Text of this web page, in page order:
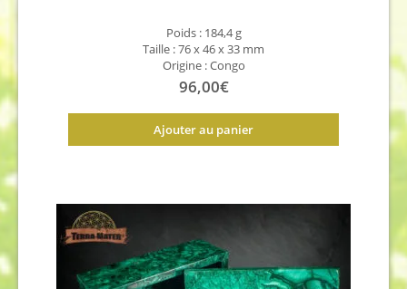
Poids : 184,4 g
Taille : 76 x 46 x 33 mm
Origine : Congo
96,00€
Ajouter au panier